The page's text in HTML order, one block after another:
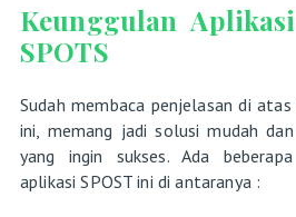
Keunggulan
SPOTS
Sudah membaca penjelasan di
ini, memang jadi solusi mudah
yang ingin sukses. Ada
aplikasi SPOST ini di antaranya :